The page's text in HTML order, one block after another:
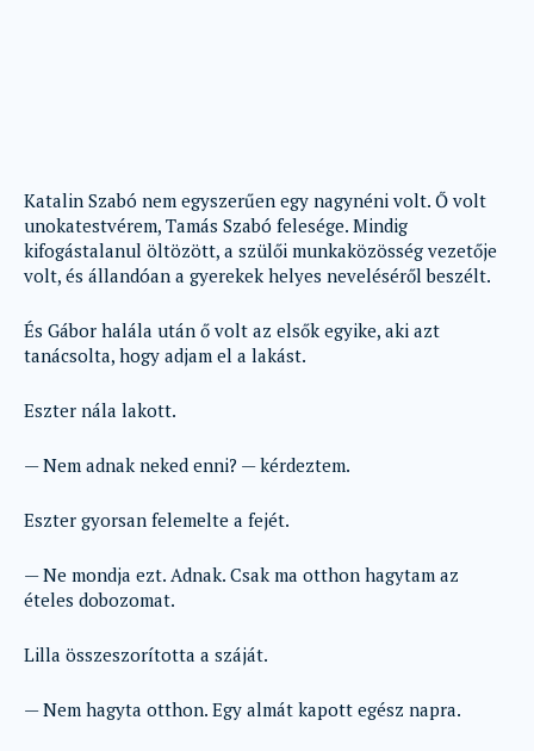
Katalin Szabó nem egyszerűen egy nagynéni volt. Ő volt
unokatestvérem, Tamás Szabó felesége. Mindig
kifogástalanul öltözött, a szülői munkaközösség vezetője
volt, és állandóan a gyerekek helyes neveléséről beszélt.
És Gábor halála után ő volt az elsők egyike, aki azt
tanácsolta, hogy adjam el a lakást.
Eszter nála lakott.
— Nem adnak neked enni? — kérdeztem.
Eszter gyorsan felemelte a fejét.
— Ne mondja ezt. Adnak. Csak ma otthon hagytam az
ételes dobozomat.
Lilla összeszorította a száját.
— Nem hagyta otthon. Egy almát kapott egész napra.